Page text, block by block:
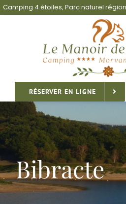
Passer
Camping 4 étoiles, Parc naturel
RÉSERVER EN LIGNE
Bibracte